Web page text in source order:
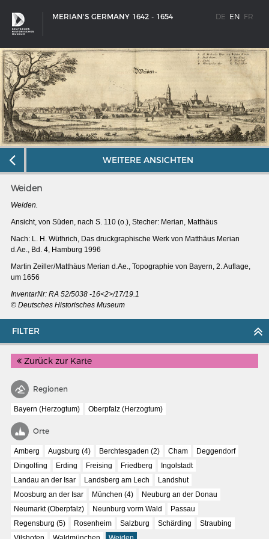
MERIAN'S GERMANY 1642 - 1654 DE EN FR
SHIP TYPES
Milestones in the history of European shipbuilding
MERIAN'S GERMANY 1642 - 1654
Interaktive Karte
Image gallery
Imprint
FILTER
Zurück zur Karte
Regionen
Bayern (Herzogtum) Oberpfalz (Herzogtum)
Orte
Amberg Augsburg (4) Berchtesgaden (2) Cham
Deggendorf
Dingolfing
Erding Freising Friedberg
Ingolstadt
Landau an der Isar
Landsberg am Lech
Landshut
Moosburg an der Isar
München (4)
Neuburg an der Donau
Neumarkt (Oberpfalz)
Neunburg vorm Wald
Passau
Regensburg (5)
Rosenheim Salzburg Schärding
Straubing
WEITERE ANSICHTEN
Weiden
Weiden.
Ansicht, von Süden, nach S. 110 (o.), Stecher: Merian, Matthäus
Nach: L. H. Wüthrich, Das druckgraphische Werk von Matthäus Merian
d.Ae., Bd. 4, Hamburg 1996
Martin Zeiller/Matthäus Merian d.Ae., Topographie von Bayern, 2. Auflage,
um 1656
InventarNr: RA 52/5038 -16<2>/17/19.1
© Deutsches Historisches Museum